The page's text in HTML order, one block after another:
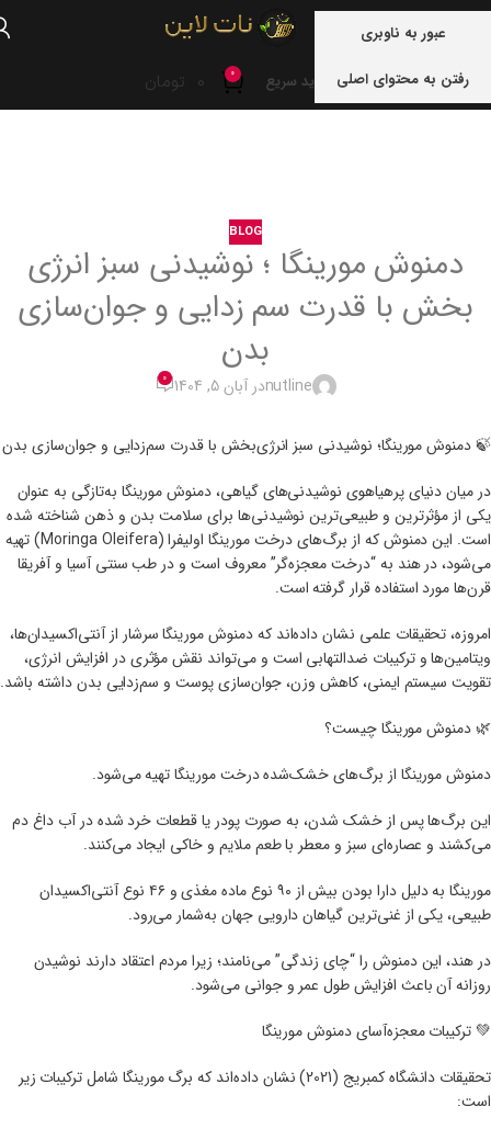
عبور به ناوبری
رفتن به محتوای اصلی
خرید سریع 0
0 تومان
BLOG
دمنوش مورینگا ؛ نوشیدنی سبز انرژی
بخش با قدرت سم زدایی و جوان‌سازی
بدن
nutlineدر آبان 5, 1404 0
🍃 دمنوش مورینگا؛ نوشیدنی سبز انرژی‌بخش با قدرت سم‌زدایی و جوان‌سازی بدن
در میان دنیای پرهیاهوی نوشیدنی‌های گیاهی، دمنوش مورینگا به‌تازگی به عنوان
یکی از مؤثرترین و طبیعی‌ترین نوشیدنی‌ها برای سلامت بدن و ذهن شناخته شده
است. این دمنوش که از برگ‌های درخت مورینگا اولیفرا (Moringa Oleifera) تهیه
می‌شود، در هند به “درخت معجزه‌گر” معروف است و در طب سنتی آسیا و آفریقا
قرن‌ها مورد استفاده قرار گرفته است.
امروزه، تحقیقات علمی نشان داده‌اند که دمنوش مورینگا سرشار از آنتی‌اکسیدان‌ها،
ویتامین‌ها و ترکیبات ضدالتهابی است و می‌تواند نقش مؤثری در افزایش انرژی،
تقویت سیستم ایمنی، کاهش وزن، جوان‌سازی پوست و سم‌زدایی بدن داشته باشد.
🌿 دمنوش مورینگا چیست؟
دمنوش مورینگا از برگ‌های خشک‌شده درخت مورینگا تهیه می‌شود.
این برگ‌ها پس از خشک شدن، به صورت پودر یا قطعات خرد شده در آب داغ دم
می‌کشند و عصاره‌ای سبز و معطر با طعم ملایم و خاکی ایجاد می‌کنند.
مورینگا به دلیل دارا بودن بیش از ۹۰ نوع ماده مغذی و ۴۶ نوع آنتی‌اکسیدان
طبیعی، یکی از غنی‌ترین گیاهان دارویی جهان به‌شمار می‌رود.
در هند، این دمنوش را “چای زندگی” می‌نامند؛ زیرا مردم اعتقاد دارند نوشیدن
روزانه آن باعث افزایش طول عمر و جوانی می‌شود.
💚 ترکیبات معجزه‌آسای دمنوش مورینگا
تحقیقات دانشگاه کمبریج (2021) نشان داده‌اند که برگ مورینگا شامل ترکیبات زیر
است: